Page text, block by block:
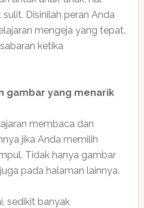
Disinilah peran Anda
mengeja yang tepat.
ketika
gambar yang menarik
membaca dan
jika Anda memilih
Tidak hanya gambar
pada halaman lainnya.
sedikit banyak